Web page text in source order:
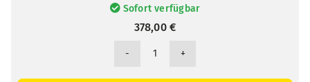
Sofort verfügbar
378,00€
CEE-